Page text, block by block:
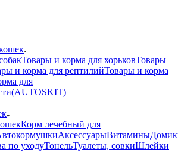
Товары и корма для хорьковТовары
и корма для рептилийТовары и корма
для
Корм лечебный для
АксессуарыВитамины
по уходуТонельТуалеты, совкиШлейки